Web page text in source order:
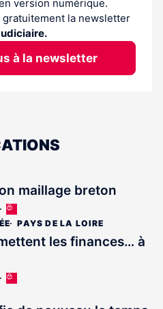
version numérique.
la newsletter
à la newsletter
maillage breton
Cet
article
est
réservé
abonnés
PAYS DE LA LOIRE
les finances… à
Cet